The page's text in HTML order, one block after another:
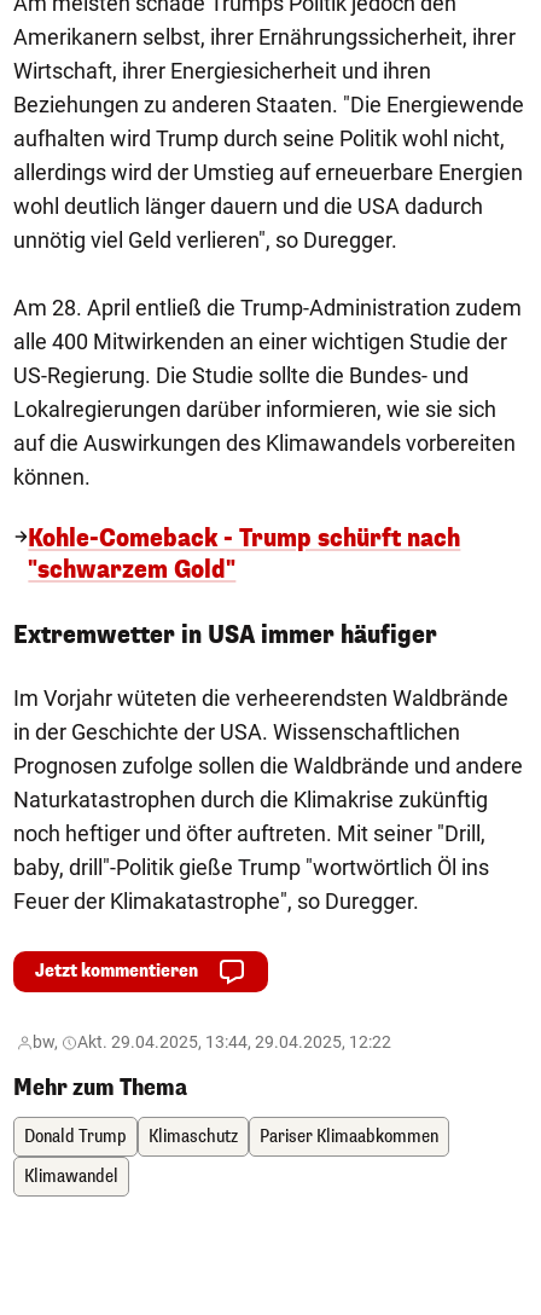
Amerikanern selbst, ihrer Ernährungssicherheit, ihrer
Wirtschaft, ihrer Energiesicherheit und ihren
Beziehungen zu anderen Staaten. "Die Energiewende
aufhalten wird Trump durch seine Politik wohl nicht,
allerdings wird der Umstieg auf erneuerbare Energien
wohl deutlich länger dauern und die USA dadurch
unnötig viel Geld verlieren", so Duregger.
Am 28. April entließ die Trump-Administration zudem
alle 400 Mitwirkenden an einer wichtigen Studie der
US-Regierung. Die Studie sollte die Bundes- und
Lokalregierungen darüber informieren, wie sie sich
auf die Auswirkungen des Klimawandels vorbereiten
können.
Kohle-Comeback - Trump schürft nach
"schwarzem Gold"
Extremwetter in USA immer häufiger
Im Vorjahr wüteten die verheerendsten Waldbrände
in der Geschichte der USA. Wissenschaftlichen
Prognosen zufolge sollen die Waldbrände und andere
Naturkatastrophen durch die Klimakrise zukünftig
noch heftiger und öfter auftreten. Mit seiner "Drill,
baby, drill"-Politik gieße Trump "wortwörtlich Öl ins
Feuer der Klimakatastrophe", so Duregger.
Jetzt kommentieren
bw, Akt. 29.04.2025, 13:44, 29.04.2025, 12:22
Mehr zum Thema
Donald Trump Klimaschutz
Pariser Klimaabkommen
Klimawandel